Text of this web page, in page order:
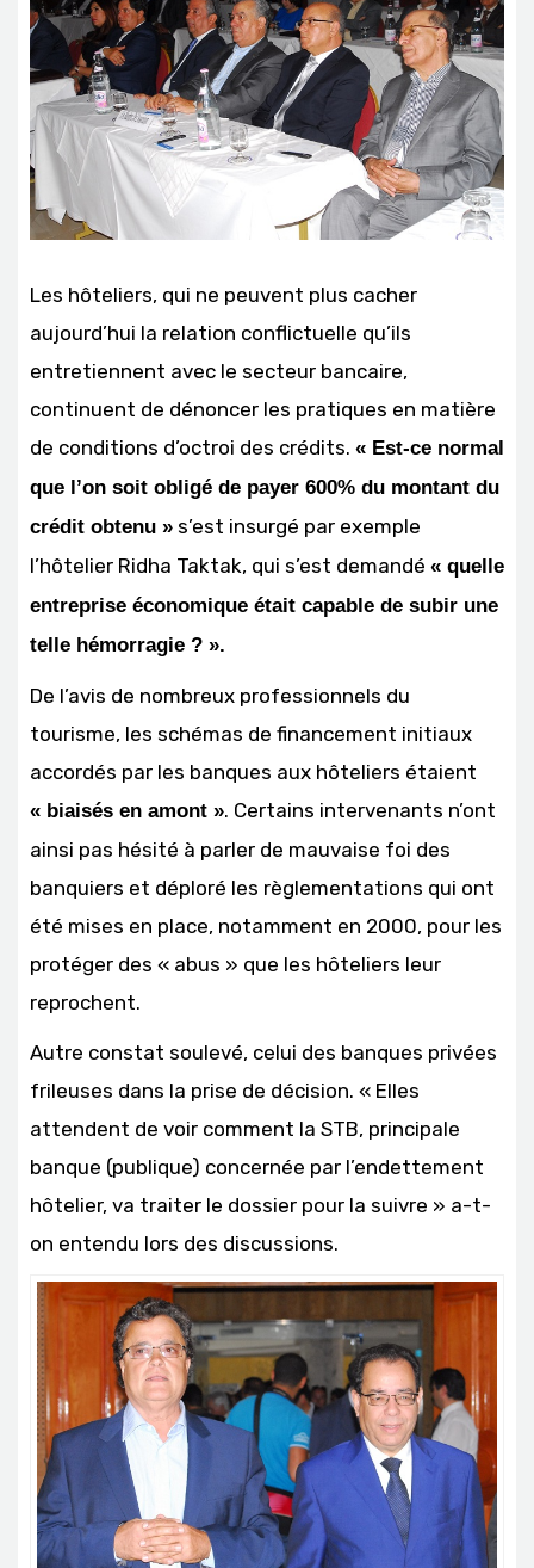
Les hôteliers, qui ne peuvent plus cacher
aujourd’hui la relation conflictuelle qu’ils
entretiennent avec le secteur bancaire,
continuent de dénoncer les pratiques en matière
de conditions d’octroi des crédits. « Est-ce normal
que l’on soit obligé de payer 600% du montant du
crédit obtenu » s’est insurgé par exemple
l’hôtelier Ridha Taktak, qui s’est demandé « quelle
entreprise économique était capable de subir une
telle hémorragie ? ».
De l’avis de nombreux professionnels du
tourisme, les schémas de financement initiaux
accordés par les banques aux hôteliers étaient
« biaisés en amont ». Certains intervenants n’ont
ainsi pas hésité à parler de mauvaise foi des
banquiers et déploré les règlementations qui ont
été mises en place, notamment en 2000, pour les
protéger des « abus » que les hôteliers leur
reprochent.
Autre constat soulevé, celui des banques privées
frileuses dans la prise de décision. « Elles
attendent de voir comment la STB, principale
banque (publique) concernée par l’endettement
hôtelier, va traiter le dossier pour la suivre » a-t-
on entendu lors des discussions.